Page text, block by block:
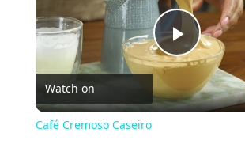
Play
Video
Watch on
Café Cremoso Caseiro